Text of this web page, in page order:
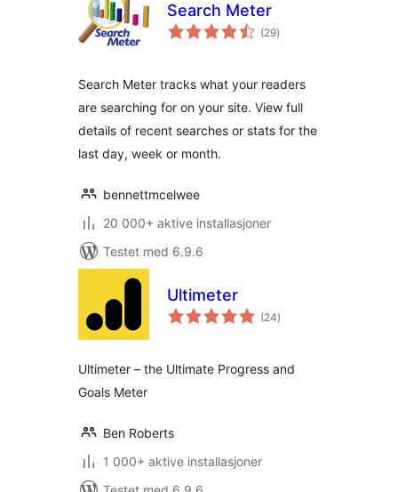
Search Meter
(29totale
vurderinger
)
Search Meter tracks what your readers
are searching for on your site. View full
details of recent searches or stats for the
last day, week or month.
bennettmcelwee
20 000+ aktive installasjoner
Testet med 6.9.6
Ultimeter
(24totale
vurderinger
)
Ultimeter – the Ultimate Progress and
Goals Meter
Ben Roberts
1 000+ aktive installasjoner